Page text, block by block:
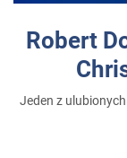
Robert
Jeden z